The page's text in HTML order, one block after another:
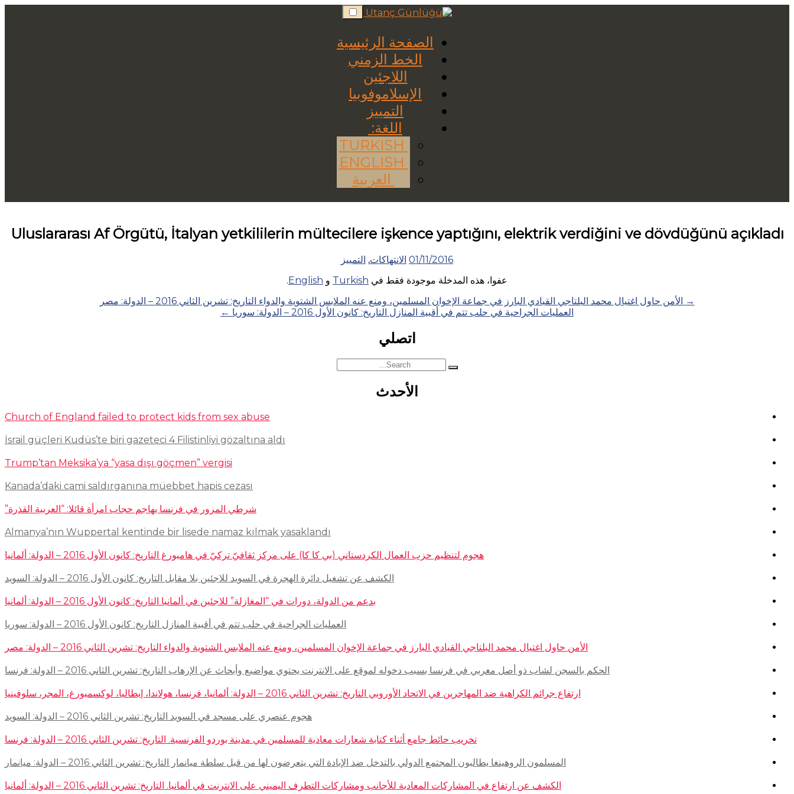
Skip
to
الصفحة الرئيسية
الخط الزمني
اللاجئين
الإسلاموفوبيا
التمييز
اللغة:
العربية
Uluslararası Af Örgütü, İtalyan yetkililerin mültecilere işkence yaptığını, elektrik verdiğini ve dövdüğünü açıkladı
01/11/2016 الانتهاكات, التمييز
عفوا، هذه المدخلة موجودة فقط في Turkish و English
.
→ الأمن حاول اغتيال محمد البلتاجي القيادي البارز في جماعة الإخوان المسلمين، ومنع عنه الملابس الشتوية والدواء التاريخ: تشرين الثاني 2016 – الدولة: مصر
العمليات الجراحية في حلب تتم في أقبية المنازل التاريخ: كانون الأول 2016 – الدولة: سوريا
←
اتصلي
Search
for:
الأحدث
Church of England failed to protect kids from sex abuse
İsrail güçleri Kudüs’te biri gazeteci 4 Filistinliyi gözaltına aldı
Trump’tan Meksika’ya “yasa dışı göçmen” vergisi
Kanada’daki cami saldırganına müebbet hapis cezası
شرطي المرور في فرنسا يهاجم حجاب امرأة قائلا: “العربية القذرة”
Almanya’nın Wuppertal kentinde bir lisede namaz kılmak yasaklandı
هجوم لتنظيم حزب العمال الكردستاني (بي كا كا) على مركز ثقافيّ تركيّ في هامبورغ التاريخ: كانون الأول 2016 – الدولة: ألمانيا
الكشف عن تشغيل دائرة الهجرة في السويد للاجئين بلا مقابل التاريخ: كانون الأول 2016 – الدولة: السويد
بدعم من الدولة، دورات في “المغازلة” للاجئين في ألمانيا التاريخ: كانون الأول 2016 – الدولة: ألمانيا
العمليات الجراحية في حلب تتم في أقبية المنازل التاريخ: كانون الأول 2016 – الدولة: سوريا
الأمن حاول اغتيال محمد البلتاجي القيادي البارز في جماعة الإخوان المسلمين، ومنع عنه الملابس الشتوية والدواء التاريخ: تشرين الثاني 2016 – الدولة: مصر
الحكم بالسجن لشاب ذو أصل مغربي في فرنسا بسبب دخوله لموقع على الانترنت يحتوي مواضيع وأبحاث عن الإرهاب التاريخ: تشرين الثاني 2016 – الدولة: فرنسا
ارتفاع جرائم الكراهية ضد المهاجرين في الاتحاد الأوروبي التاريخ: تشرين الثاني 2016 – الدولة: ألمانيا، فرنسا، هولاندا، إيطاليا، لوكسمبورغ، المجر، سلوفينيا
هجوم عنصري على مسجد في السويد التاريخ: تشرين الثاني 2016 – الدولة: السويد
تخريب حائط جامع أثناء كتابة شعارات معادية للمسلمين في مدينة بوردو الفرنسية. التاريخ: تشرين الثاني 2016 – الدولة: فرنسا
المسلمون الروهينغا يطالبون المجتمع الدولي بالتدخل ضد الإبادة التي يتعرضون لها من قبل سلطة ميانمار التاريخ: تشرين الثاني 2016 – الدولة: ميانمار
الكشف عن ارتفاع في المشاركات المعادية للأجانب ومشاركات التطرف اليميني على الانترنت في ألمانيا. التاريخ: تشرين الثاني 2016 – الدولة: ألمانيا